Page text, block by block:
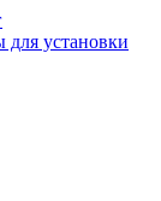
для установки